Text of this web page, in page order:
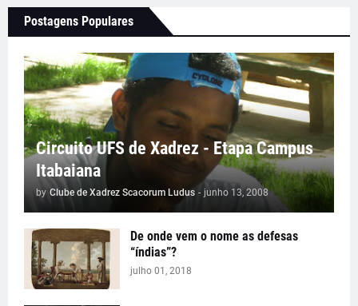
Postagens Populares
Circuito UFS de Xadrez - Etapa Campus
Itabaiana
by Clube de Xadrez Scacorum Ludus - junho 13, 2008
De onde vem o nome as defesas
“índias”?
julho 01, 2018